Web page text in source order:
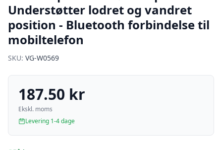
Understøtter lodret og vandret
position - Bluetooth forbindelse til
mobiltelefon
SKU: VG-W0569
187.50 kr
Ekskl. moms
Levering 1-4 dage